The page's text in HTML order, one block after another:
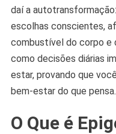
daí a
escolhas conscientes,
combustível do corpo e
como decisões diárias
estar, provando que
bem-estar do que pensa.
O Que é